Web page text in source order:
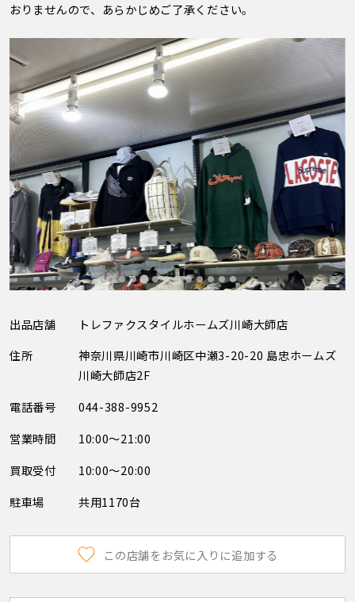
おりませんので、あらかじめご了承ください。
出品店舗
トレファクスタイルホームズ川崎大師店
住所
神奈川県川崎市川崎区中瀬3-20-20 島忠ホームズ
川崎大師店2F
電話番号
044-388-9952
営業時間
10:00～21:00
買取受付
10:00～20:00
駐車場
共用1170台
この店舗をお気に入りに追加する